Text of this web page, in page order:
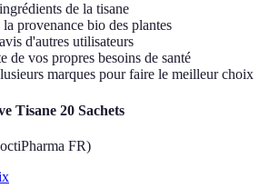
de la tisane
provenance bio des plantes
d'autres utilisateurs
de vos propres besoins de santé
marques pour faire le meilleur choix
Tisane 20 Sachets
FR)